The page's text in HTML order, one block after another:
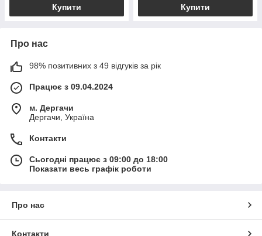
Купити Купити
Про нас
98% позитивних з 49 відгуків за рік
Працює з 09.04.2024
м. Дергачи
Дергачи, Україна
Контакти
Сьогодні працює з 09:00 до 18:00
Показати весь графік роботи
Про нас
Контакти